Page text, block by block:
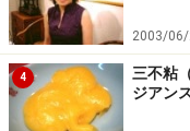
2003/06/
4
三不粘
ジアン